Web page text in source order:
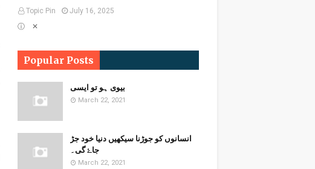
Topic Pin
July 16, 2025
ⓘ ✕
Popular Posts
بیوی ہو تو ایسی
March 22, 2021
انسانوں کو جوڑنا سیکھیں دنیا خود جڑ
جاۓ گی۔
March 22, 2021